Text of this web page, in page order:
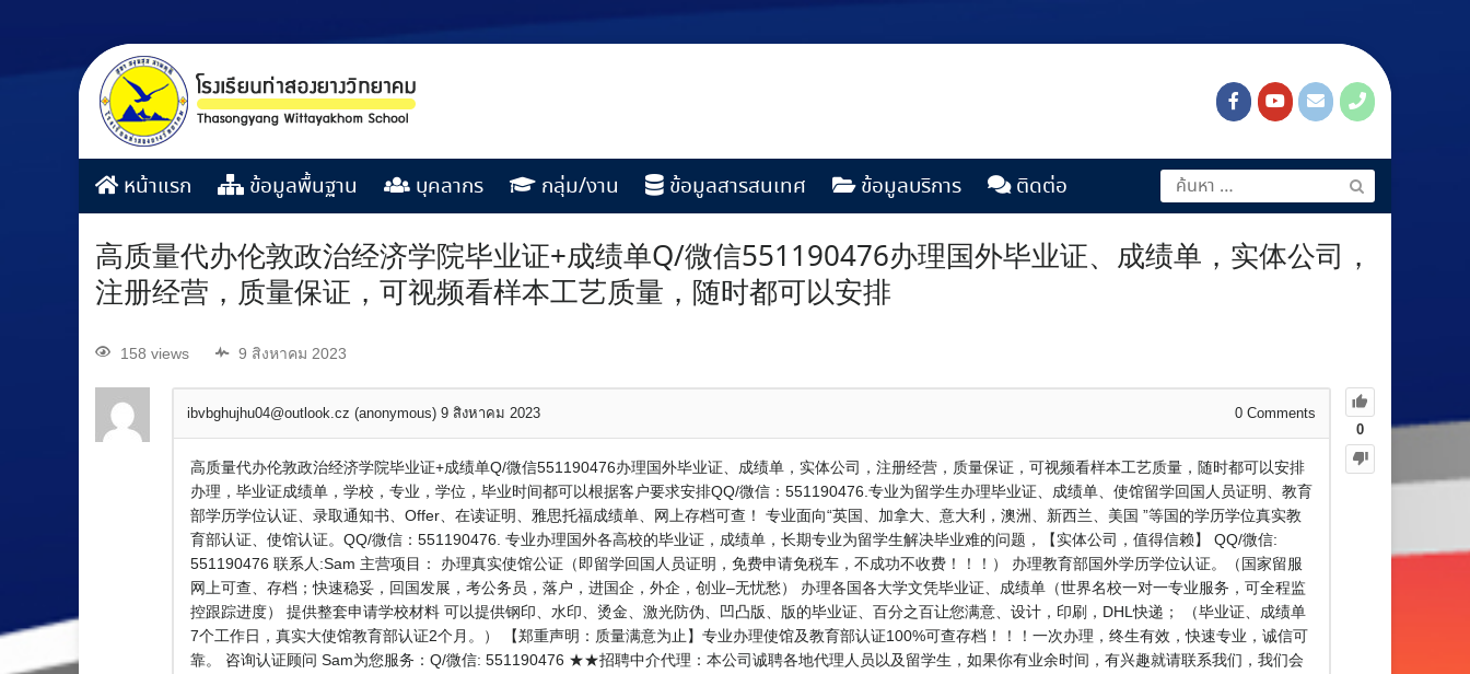
หน้าแรก ข้อมูลพื้นฐาน บุคลากร กลุ่ม/งาน ข้อมูลสารสนเทศ ข้อมูลบริการ ติดต่อ
高质量代办伦敦政治经济学院毕业证+成绩单Q/微信551190476办理国外毕业证、成绩单，实体公司，
注册经营，质量保证，可视频看样本工艺质量，随时都可以安排
158 views 9 สิงหาคม 2023
0
ibvbghujhu04@outlook.cz (anonymous) 9 สิงหาคม 2023 0 Comments
高质量代办伦敦政治经济学院毕业证+成绩单Q/微信551190476办理国外毕业证、成绩单，实体公司，注册经营，质量保证，可视频看样本工艺质量，随时都可以安排
办理，毕业证成绩单，学校，专业，学位，毕业时间都可以根据客户要求安排QQ/微信：551190476.专业为留学生办理毕业证、成绩单、使馆留学回国人员证明、教育
部学历学位认证、录取通知书、Offer、在读证明、雅思托福成绩单、网上存档可查！ 专业面向“英国、加拿大、意大利，澳洲、新西兰、美国 ”等国的学历学位真实教
育部认证、使馆认证。QQ/微信：551190476. 专业办理国外各高校的毕业证，成绩单，长期专业为留学生解决毕业难的问题，【实体公司，值得信赖】 QQ/微信:
551190476 联系人:Sam 主营项目： 办理真实使馆公证（即留学回国人员证明，免费申请免税车，不成功不收费！！！） 办理教育部国外学历学位认证。（国家留服
网上可查、存档；快速稳妥，回国发展，考公务员，落户，进国企，外企，创业–无忧愁） 办理各国各大学文凭毕业证、成绩单（世界名校一对一专业服务，可全程监
控跟踪进度） 提供整套申请学校材料 可以提供钢印、水印、烫金、激光防伪、凹凸版、版的毕业证、百分之百让您满意、设计，印刷，DHL快递； （毕业证、成绩单
7个工作日，真实大使馆教育部认证2个月。） 【郑重声明：质量满意为止】专业办理使馆及教育部认证100%可查存档！！！一次办理，终生有效，快速专业，诚信可
靠。 咨询认证顾问 Sam为您服务：Q/微信: 551190476 ★★招聘中介代理：本公司诚聘各地代理人员以及留学生，如果你有业余时间，有兴趣就请联系我们，我们会